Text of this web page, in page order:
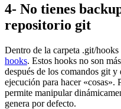
4- No tienes
repositorio git
Dentro de la carpeta .git/
hooks. Estos hooks no son
después de los comandos git
ejecución para hacer «cosas».
permite manipular
genera por defecto.